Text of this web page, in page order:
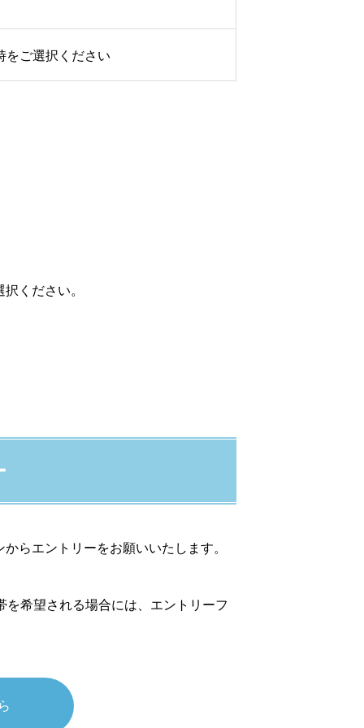
をご選択ください
ください。
らエントリーをお願いいたします。
希望される場合には、エントリーフ